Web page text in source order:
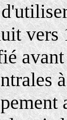
vers